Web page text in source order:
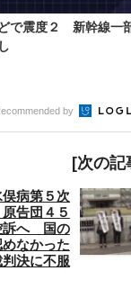
で震度２ 新幹線一
by
[次の記
病第５次
告団４５
訴へ 国の
なかった
決に不服